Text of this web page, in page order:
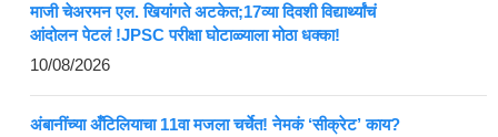
माजी चेअरमन एल. खियांगते अटकेत;17व्या दिवशी विद्यार्थ्यांचं
आंदोलन पेटलं !JPSC परीक्षा घोटाळ्याला मोठा धक्का!
10/08/2026
अंबानींच्या अँटिलियाचा 11वा मजला चर्चेत! नेमकं ‘सीक्रेट’ काय?